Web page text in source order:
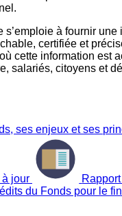
s’emploie à fournir une
certifiée et
cette information est
salariés, citoyens et
ses enjeux et ses
à jour
du Fonds pour le